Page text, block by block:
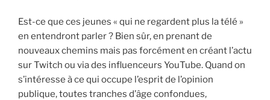
Est-ce que ces jeunes « qui ne regardent plus la télé »
en entendront parler ? Bien sûr, en prenant de
nouveaux chemins mais pas forcément en créant l’actu
sur Twitch ou via des influenceurs YouTube. Quand on
s’intéresse à ce qui occupe l’esprit de l’opinion
publique, toutes tranches d’âge confondues,